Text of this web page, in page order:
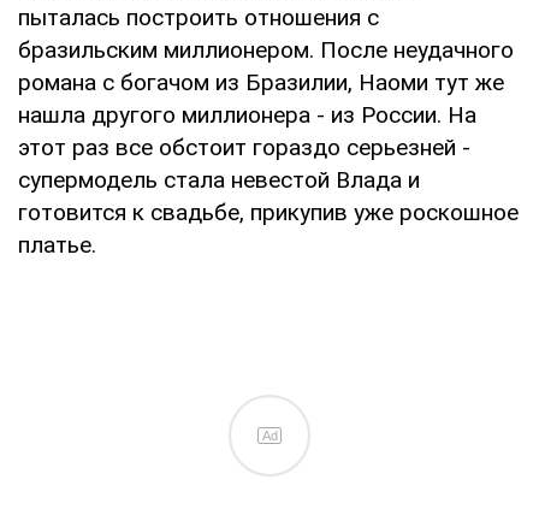
пыталась построить отношения с
бразильским миллионером. После неудачного
романа с богачом из Бразилии, Наоми тут же
нашла другого миллионера - из России. На
этот раз все обстоит гораздо серьезней -
супермодель стала невестой Влада и
готовится к свадьбе, прикупив уже роскошное
платье.
Ad